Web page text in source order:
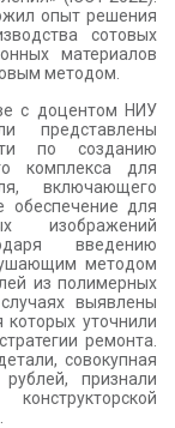
опыт решения
сотовых
материалов
методом.
с доцентом НИУ
представлены
по созданию
комплекса для
включающего
обеспечение для
изображений
введению
методом
из полимерных
выявлены
уточнили
ремонта.
совокупная
признали